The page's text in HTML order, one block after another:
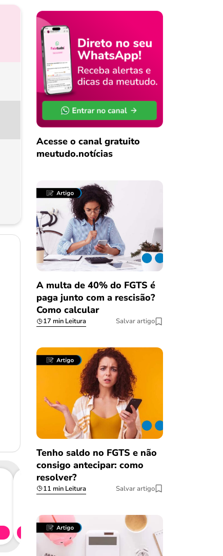
Acesse o canal gratuito
meutudo.notícias
A multa de 40% do FGTS é
paga junto com a rescisão?
Como calcular
17 min Leitura Salvar artigo
Tenho saldo no FGTS e não
consigo antecipar: como
resolver?
11 min Leitura Salvar artigo